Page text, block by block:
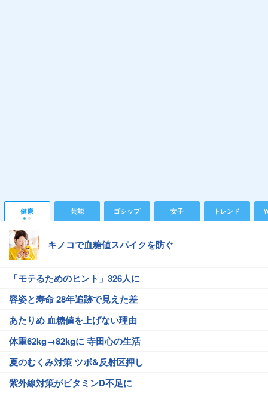
健康 芸能 ゴシップ 女子 トレンド
キノコで血糖値スパイクを防ぐ
「モテるためのヒント」326人に
容姿と寿命 28年追跡で見えた差
あたりめ 血糖値を上げない理由
体重62kg→82kgに 寺田心の生活
夏のむくみ対策 ツボ&反射区押し
紫外線対策がビタミンD不足に